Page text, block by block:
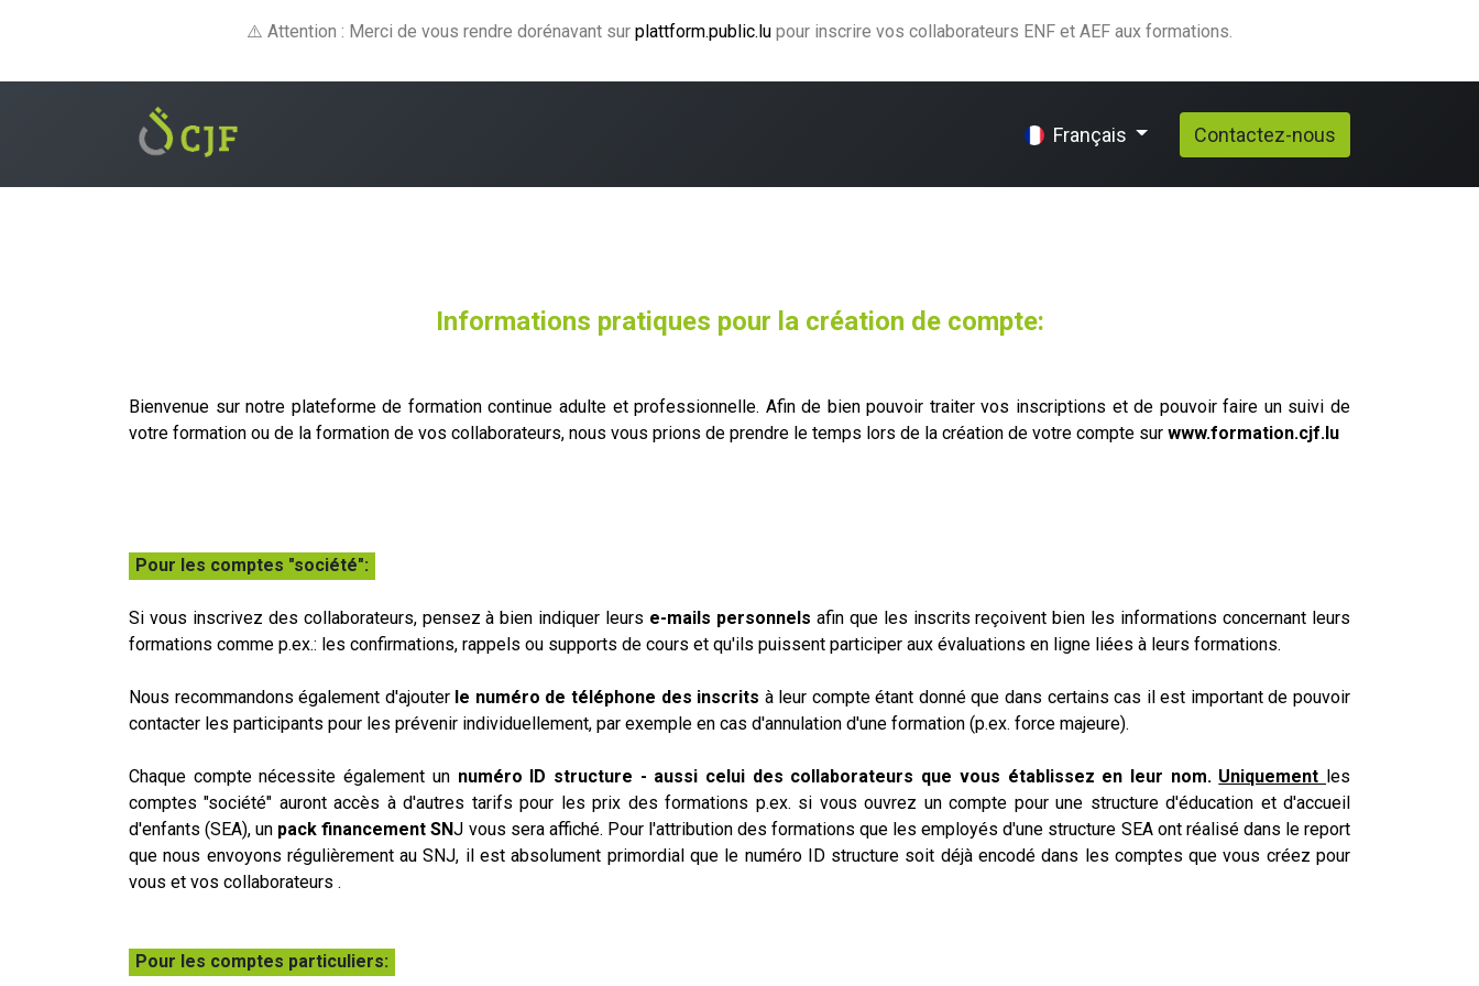
⚠️ Attention : Merci de vous rendre dorénavant sur plattform.public.lu pour inscrire vos collaborateurs ENF et AEF aux formations.
Français Contactez-nous
Informations pratiques pour la création de compte:
Bienvenue sur notre plateforme de formation continue adulte et professionnelle. Afin de bien pouvoir traiter vos inscriptions et de pouvoir faire un suivi de
votre formation ou de la formation de vos collaborateurs, nous vous prions de prendre le temps lors de la création de votre compte sur www.formation.cjf.lu
Pour les comptes "société":
Si vous inscrivez des collaborateurs, pensez à bien indiquer leurs e-mails personnels afin que les inscrits reçoivent bien les informations concernant leurs
formations comme p.ex.: les confirmations, rappels ou supports de cours et qu'ils puissent participer aux évaluations en ligne liées à leurs formations.
Nous recommandons également d'ajouter le numéro de téléphone des inscrits à leur compte étant donné que dans certains cas il est important de pouvoir
contacter les participants pour les prévenir individuellement, par exemple en cas d'annulation d'une formation (p.ex. force majeure).
Chaque compte nécessite également un numéro ID structure - aussi celui des collaborateurs que vous établissez en leur nom. Uniquement les
comptes "société" auront accès à d'autres tarifs pour les prix des formations p.ex. si vous ouvrez un compte pour une structure d'éducation et d'accueil
d'enfants (SEA), un pack financement SNJ vous sera affiché. Pour l'attribution des formations que les employés d'une structure SEA ont réalisé dans le report
que nous envoyons régulièrement au SNJ, il est absolument primordial que le numéro ID structure soit déjà encodé dans les comptes que vous créez pour
vous et vos collaborateurs .
Pour les comptes particuliers: